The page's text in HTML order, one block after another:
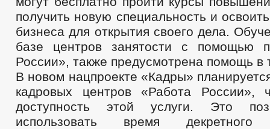
получить новую специальность и
бизнеса для открытия своего дела.
базе центров занятости с помощью
России», также предусмотрена помощь в
В новом нацпроекте «Кадры»
кадровых центров «Работа России»,
доступность этой услуги. Это
использовать время